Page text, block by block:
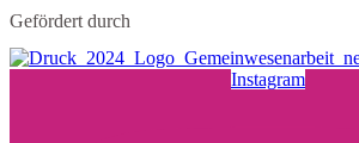
Gefördert durch
Instagram